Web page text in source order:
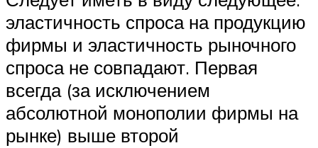
эластичность спроса на продукцию
фирмы и эластичность рыночного
спроса не совпадают. Первая
всегда (за исключением
абсолютной монополии фирмы на
рынке) выше второй